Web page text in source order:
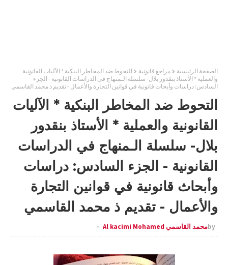
الصفحة الرئيسية مراجع قانونية
التحوط ضد المخاطر البنكية * الآليات القانونية
والعملية * الأستاذ بنقدور بلال- سلسلة الـمنهاج في الدراسات القانونية - الجزء
السادس: دراسات وأبحاث قانونية في قوانين التجارة والأعمال - تقديم ذ محمد القاسمي
التحوط ضد المخاطر البنكية * الآليات
القانونية والعملية * الأستاذ بنقدور
بلال- سلسلة الـمنهاج في الدراسات
القانونية - الجزء السادس: دراسات
وأبحاث قانونية في قوانين التجارة
والأعمال - تقديم ذ محمد القاسمي
byمحمد القاسمي Al kacimi Mohamed